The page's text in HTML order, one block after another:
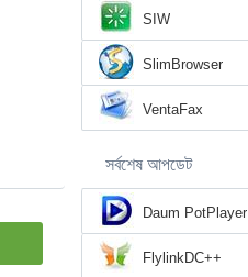
SIW
SlimBrowser
VentaFax
সর্বশেষ আপডেট
Daum PotPlayer
FlylinkDC++